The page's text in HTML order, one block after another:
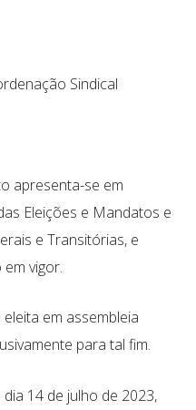
Sindical
apresenta-se em
Eleições e Mandatos e
e Transitórias, e
vigor.
em assembleia
para tal fim.
14 de julho de 2023,